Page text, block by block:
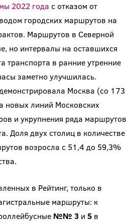
2022 года с отказом от
городских маршрутов на
Маршрутов в Северной
но интервалы на оставшихся
транспорта в ранние утренние
заметно улучшилась.
Москва (со 173
новых линий Московских
и укрупнения ряда маршрутов
Доля двух столиц в количестве
возросла с 51,4 до 59,3%
в Рейтинг, только в
маршруты: к
№№ 3и 5в